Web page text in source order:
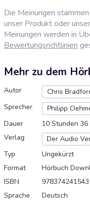
Die Meinungen
unser Produkt oder
Meinungen werden in
Bewertungsrichtlinien
Mehr zu dem
Autor
Chris
Sprecher
Philipp
Dauer
10 Stunden 36
Verlag
Der Audio
Typ
Ungekürzt
Format
Hörbuch
ISBN
Sprache
Deutsch